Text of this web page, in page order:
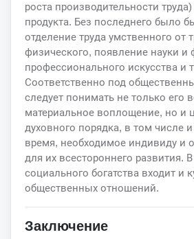
роста производительности
продукта. Без последнего было
отделение труда умственного от
физического, появление науки
профессионального искусства и
Соответственно под
следует понимать не только его
материальное воплощение, но и
духовного порядка, в том числе
время, необходимое индивиду и
для их всестороннего развития.
социального богатства входит и
общественных отношений.
Заключение